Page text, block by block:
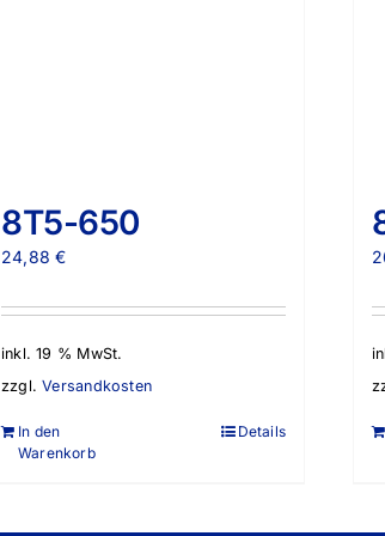
8T5-650
24,88€
inkl. 19 % MwSt.
zzgl.Versandkosten
In den
Warenkorb
Details